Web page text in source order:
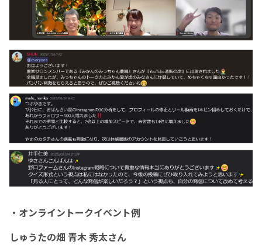
・オンライントークイベント例
しゅうたの畑 青木 秀太さん